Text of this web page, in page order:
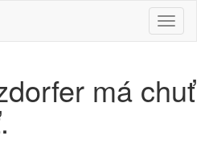
Toggle
má chuť